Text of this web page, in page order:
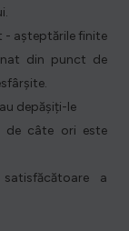
- așteptările finite
din punct de
depășiți-le
de câte ori este
a